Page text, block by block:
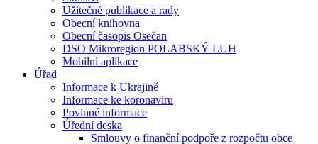
Užitečné publikace a rady
Obecní knihovna
Obecní časopis Osečan
DSO Mikroregion POLABSKÝ LUH
Mobilní aplikace
Úřad
Informace k Ukrajině
Informace ke koronaviru
Povinné informace
Úřední deska
Smlouvy o finanční podpoře z rozpočtu obce